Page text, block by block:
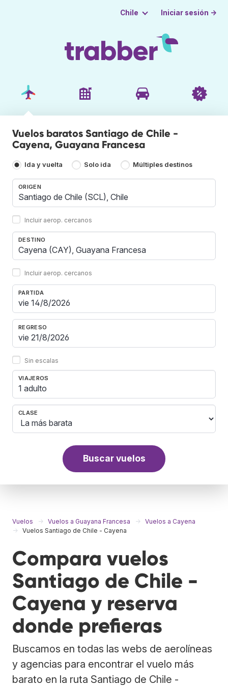
Chile Iniciar sesión →
Vuelos baratos Santiago de Chile -
Cayena, Guayana Francesa
Ida y vuelta Solo ida Múltiples destinos
ORIGEN
Incluir aerop. cercanos
DESTINO
Incluir aerop. cercanos
PARTIDA
REGRESO
Sin escalas
VIAJEROS
1 adulto
CLASE
Buscar vuelos
Vuelos Vuelos a Guayana Francesa
Vuelos a Cayena
Vuelos Santiago de Chile - Cayena
Compara vuelos
Santiago de Chile -
Cayena y reserva
donde prefieras
Buscamos en todas las webs de aerolíneas
y agencias para encontrar el vuelo más
barato en la ruta Santiago de Chile -